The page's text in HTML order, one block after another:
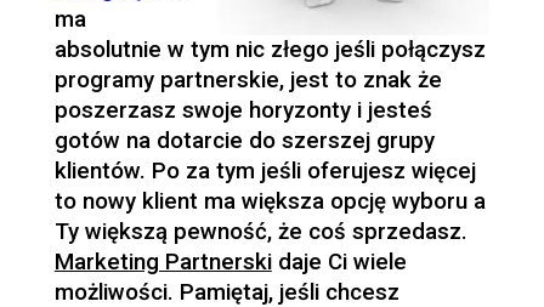
ma
absolutnie w tym nic złego jeśli połączysz
programy partnerskie, jest to znak że
poszerzasz swoje horyzonty i jesteś
gotów na dotarcie do szerszej grupy
klientów. Po za tym jeśli oferujesz więcej
to nowy klient ma większa opcję wyboru a
Ty większą pewność, że coś sprzedasz.
Marketing Partnerskidaje Ci wiele
możliwości. Pamiętaj, jeśli chcesz